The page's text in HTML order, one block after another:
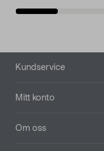
Sidfot
Kundservice
Mitt konto
Om oss